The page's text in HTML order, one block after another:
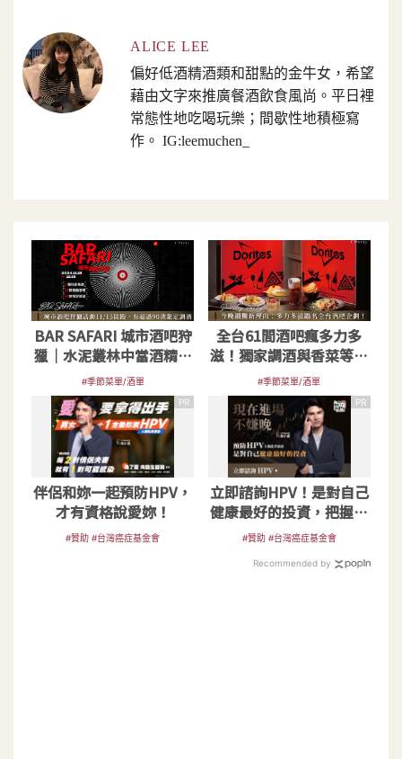
ALICE LEE
偏好低酒精酒類和甜點的金牛女，希望
藉由文字來推廣餐酒飲食風尚。平日裡
常態性地吃喝玩樂；間歇性地積極寫
作。 IG:leemuchen_
BAR SAFARI 城市酒吧狩
獵｜水泥叢林中當酒精獵
人捕獲期間限定調酒
#季節菜單/酒單
全台61間酒吧瘋多力多
滋！獨家調酒與香菜等口
味創意小食限時開嗑
#季節菜單/酒單
PR
伴侶和妳一起預防HPV，
才有資格說愛妳！
#贊助 #台灣癌症基金會
PR
立即諮詢HPV！是對自己
健康最好的投資，把握現
在不嫌晚！
#贊助 #台灣癌症基金會
Recommended by